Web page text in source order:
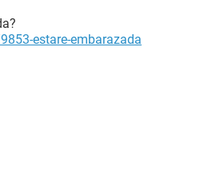
estare-embarazada